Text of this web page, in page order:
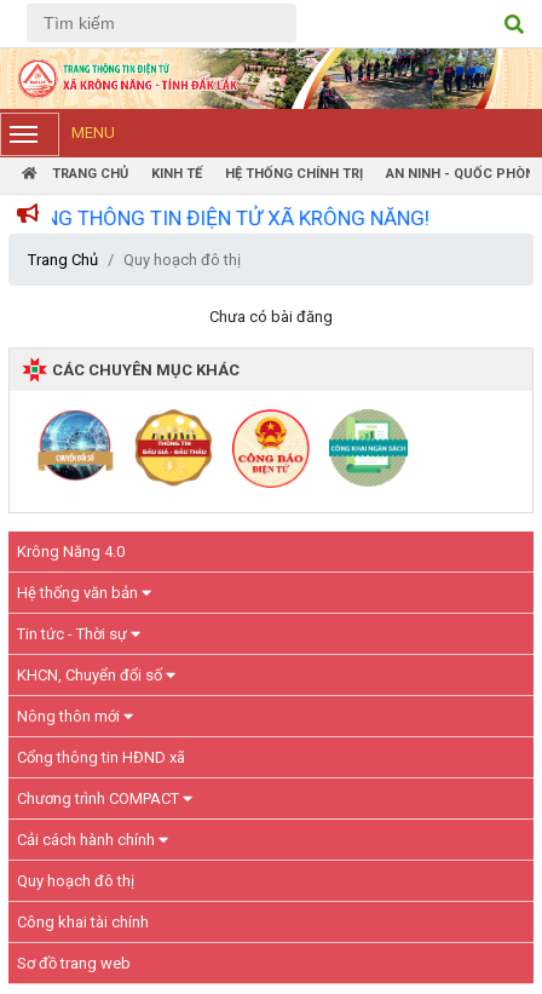
Tiếng Việt Tiếng Anh
MENU
TRANG CHỦ KINH TẾ HỆ THỐNG CHÍNH TRỊ AN NINH - QUỐC
THÔNG TIN ĐIỆN TỬ XÃ KRÔNG NĂNG!
Krông Năng 4.0
Hệ thống văn bản
Tin tức - Thời sự
KHCN, Chuyển đổi số
Nông thôn mới
Cổng thông tin HĐND xã
Chương trình COMPACT
Cải cách hành chính
Quy hoạch đô thị
Công khai tài chính
Sơ đồ trang web
Trang Chủ Quy hoạch đô thị
Chưa có bài đăng
CÁC CHUYÊN MỤC KHÁC